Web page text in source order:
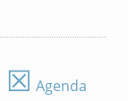
☒ Agenda